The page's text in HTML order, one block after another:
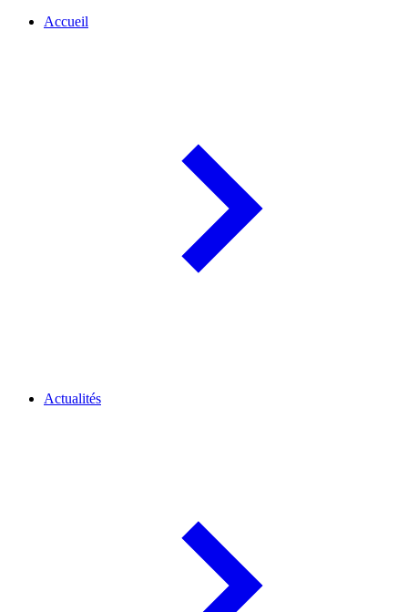
Accueil
Actualités